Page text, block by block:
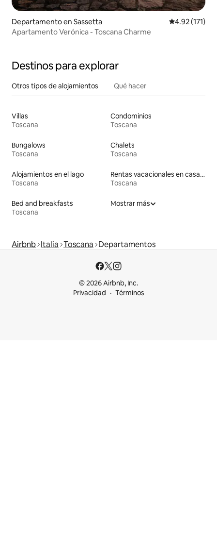
Departamento en Sassetta Calificación
4.92 (171)
Apartamento Verónica - Toscana Charme
Destinos para explorar
Otros tipos de alojamientos Qué hacer
Villas
Toscana
Condominios
Toscana
Bungalows
Toscana
Chalets
Toscana
Alojamientos en el lago
Toscana
Rentas vacacionales en casas con inodoro de altura accesible
Toscana
Bed and breakfasts
Toscana
Mostrar más
Airbnb Italia Toscana Departamentos
© 2026 Airbnb, Inc.
Privacidad
Términos